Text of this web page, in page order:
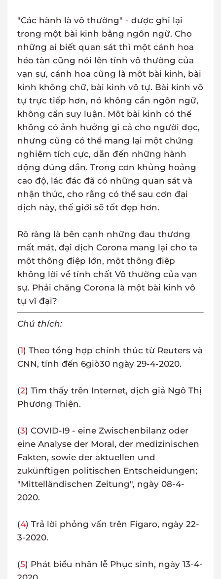
"Các hành là vô thường" - được ghi lại
trong một bài kinh bằng ngôn ngữ. Cho
những ai biết quan sát thì một cánh hoa
héo tàn cũng nói lên tính vô thường của
vạn sự, cánh hoa cũng là một bài kinh, bài
kinh không chữ, bài kinh vô tự. Bài kinh vô
tự trực tiếp hơn, nó không cần ngôn ngữ,
không cần suy luận. Một bài kinh có thể
không có ảnh hưởng gì cả cho người đọc,
nhưng cũng có thể mang lại một chứng
nghiệm tích cực, dẫn đến những hành
động đúng đắn. Trong cơn khủng hoảng
cao độ, lác đác đã có những quan sát và
nhận thức, cho rằng có thể sau cơn đại
dịch này, thế giới sẽ tốt đẹp hơn.
Rõ ràng là bên cạnh những đau thương
mất mát, đại dịch Corona mang lại cho ta
một thông điệp lớn, một thông điệp
không lời về tính chất Vô thường của vạn
sự. Phải chăng Corona là một bài kinh vô
tự vĩ đại?
Chú thích:
(1) Theo tổng hợp chính thúc từ Reuters và
CNN, tính đến 6giò30 ngày 29-4-2020.
(2) Tìm thấy trên Internet, dịch giả Ngô Thị
Phương Thiện.
(3) COVID-I9 - eine Zwischenbilanz oder
eine Analyse der Moral, der medizinischen
Fakten, sowie der aktuellen und
zukünftigen politischen Entscheidungen;
"Mittelländischen Zeitung", ngày 08-4-
2020.
(4) Trả lời phỏng vấn trên Figaro, ngày 22-
3-2020.
(5) Phát biểu nhân lễ Phục sinh, ngày 13-4-